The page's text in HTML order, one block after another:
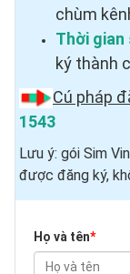
chùm
Thời gian
ký thành
Cú pháp
1543
Lưu ý: gói Sim
được đăng ký,
Họ và tên*